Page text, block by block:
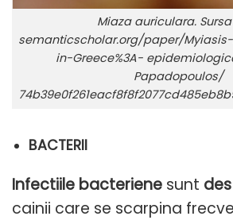
Miaza auriculara.
semanticscholar.org/paper/
in-Greece%3A-
Papadopoulos/
BACTERII
Infectiile bacteriene sunt
cainii care se scarpina